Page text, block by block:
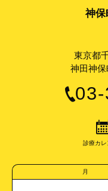
神保
東京都
神田神
診療カレ
月